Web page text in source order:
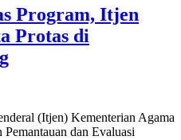
Program, Itjen
Protas di
(Itjen) Kementerian Agama
dan Evaluasi